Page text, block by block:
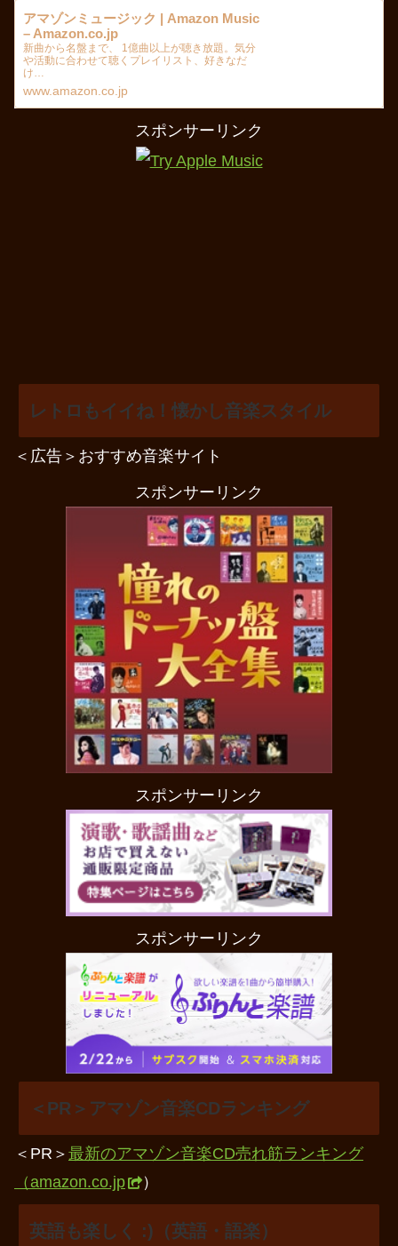
アマゾンミュージック | Amazon Music
– Amazon.co.jp
新曲から名盤まで、 1億曲以上が聴き放題。気分
や活動に合わせて聴くプレイリスト、好きなだ
け…
www.amazon.co.jp
スポンサーリンク
レトロもイイね！懐かし音楽スタイル
＜広告＞おすすめ音楽サイト
スポンサーリンク
スポンサーリンク
スポンサーリンク
＜PR＞アマゾン音楽CDランキング
＜PR＞ 最新のアマゾン音楽CD売れ筋ランキング
（amazon.co.jp
）
英語も楽しく :)（英語・語楽）